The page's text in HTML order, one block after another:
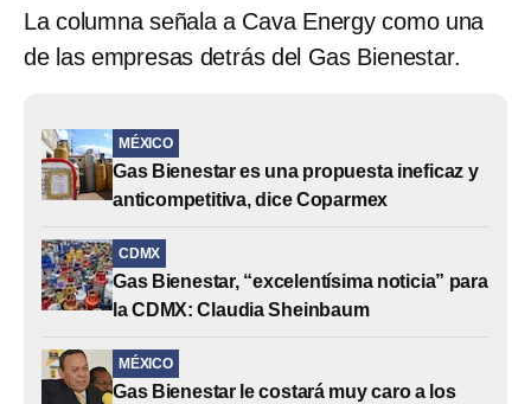
La columna señala a Cava Energy como una
de las empresas detrás del Gas Bienestar.
MÉXICO
Gas Bienestar es una propuesta ineficaz y
anticompetitiva, dice Coparmex
CDMX
Gas Bienestar, “excelentísima noticia” para
la CDMX: Claudia Sheinbaum
MÉXICO
Gas Bienestar le costará muy caro a los